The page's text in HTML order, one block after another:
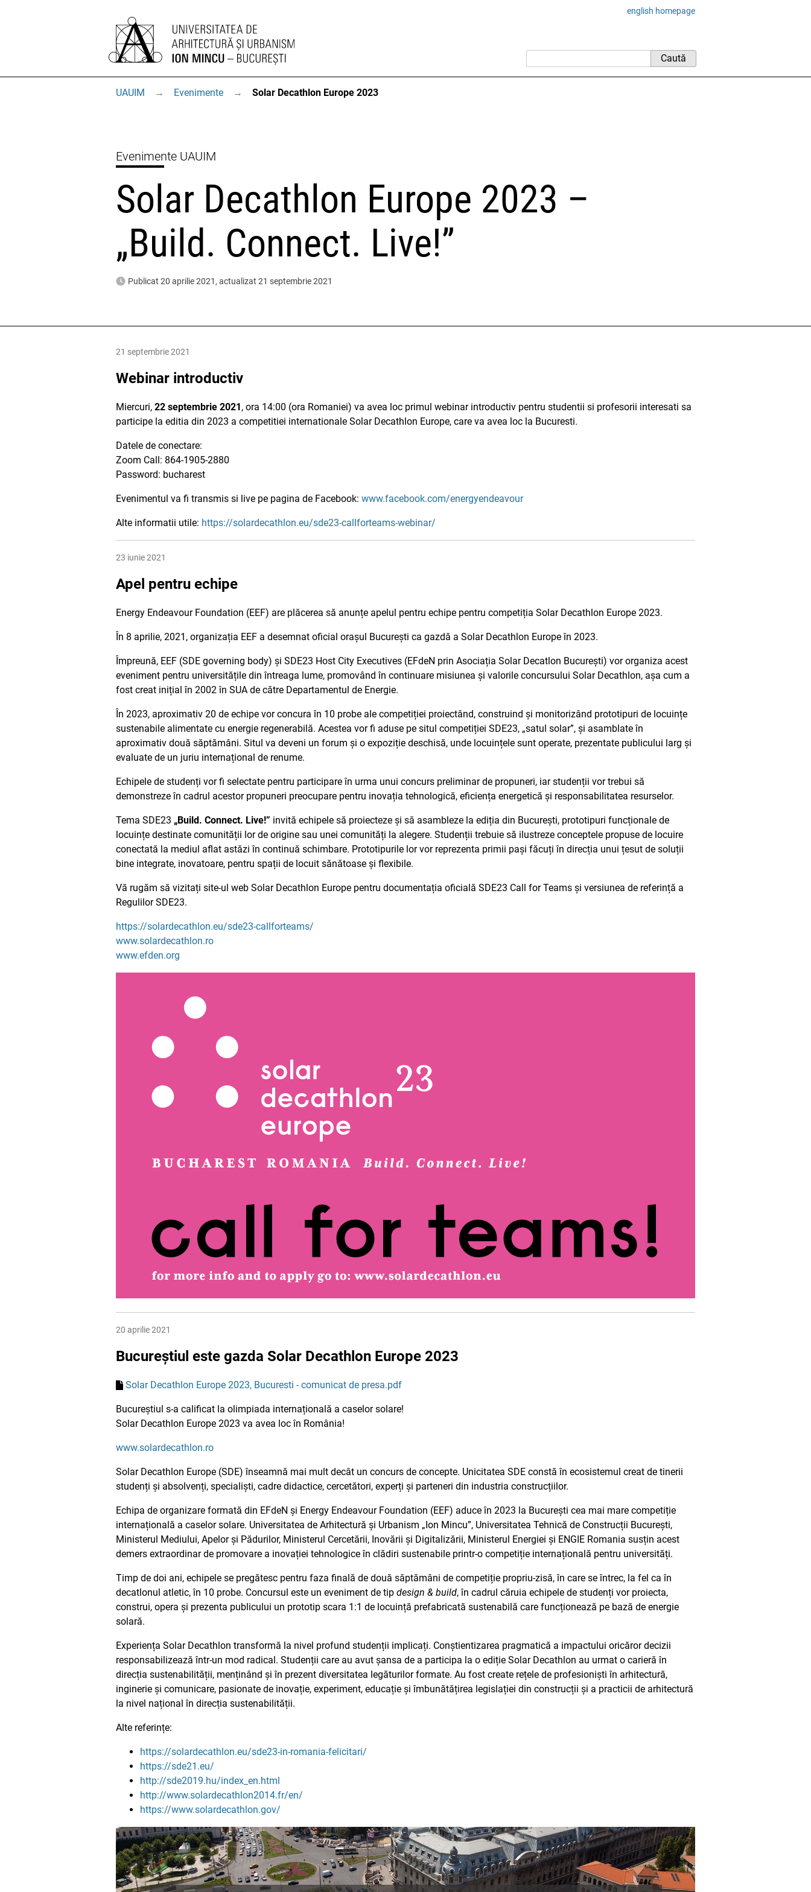
english homepage
UAUIM → Evenimente → Solar Decathlon Europe 2023
Evenimente UAUIM
Solar Decathlon Europe 2023 –
„Build. Connect. Live!”
Publicat 20 aprilie 2021, actualizat 21 septembrie 2021
21 septembrie 2021
Webinar introductiv
Miercuri, 22 septembrie 2021, ora 14:00 (ora Romaniei) va avea loc primul webinar introductiv pentru studentii si profesorii interesati sa
participe la editia din 2023 a competitiei internationale Solar Decathlon Europe, care va avea loc la Bucuresti.
Datele de conectare:
Zoom Call: 864-1905-2880
Password: bucharest
Evenimentul va fi transmis si live pe pagina de Facebook: www.facebook.com/energyendeavour
Alte informatii utile: https://solardecathlon.eu/sde23-callforteams-webinar/
23 iunie 2021
Apel pentru echipe
Energy Endeavour Foundation (EEF) are plăcerea să anunțe apelul pentru echipe pentru competiția Solar Decathlon Europe 2023.
În 8 aprilie, 2021, organizația EEF a desemnat oficial orașul București ca gazdă a Solar Decathlon Europe în 2023.
Împreună, EEF (SDE governing body) și SDE23 Host City Executives (EFdeN prin Asociația Solar Decatlon București) vor organiza acest
eveniment pentru universitățile din întreaga lume, promovând în continuare misiunea și valorile concursului Solar Decathlon, așa cum a
fost creat inițial în 2002 în SUA de către Departamentul de Energie.
În 2023, aproximativ 20 de echipe vor concura în 10 probe ale competiției proiectând, construind și monitorizând prototipuri de locuințe
sustenabile alimentate cu energie regenerabilă. Acestea vor fi aduse pe situl competiției SDE23, „satul solar”, și asamblate în
aproximativ două săptămâni. Situl va deveni un forum și o expoziție deschisă, unde locuințele sunt operate, prezentate publicului larg și
evaluate de un juriu internațional de renume.
Echipele de studenți vor fi selectate pentru participare în urma unui concurs preliminar de propuneri, iar studenții vor trebui să
demonstreze în cadrul acestor propuneri preocupare pentru inovația tehnologică, eficiența energetică și responsabilitatea resurselor.
Tema SDE23 „Build. Connect. Live!” invită echipele să proiecteze și să asambleze la ediția din București, prototipuri funcționale de
locuințe destinate comunității lor de origine sau unei comunități la alegere. Studenții trebuie să ilustreze conceptele propuse de locuire
conectată la mediul aflat astăzi în continuă schimbare. Prototipurile lor vor reprezenta primii pași făcuți în direcția unui țesut de soluții
bine integrate, inovatoare, pentru spații de locuit sănătoase și flexibile.
Vă rugăm să vizitați site-ul web Solar Decathlon Europe pentru documentația oficială SDE23 Call for Teams și versiunea de referință a
Regulilor SDE23.
https://solardecathlon.eu/sde23-callforteams/
www.solardecathlon.ro
www.efden.org
20 aprilie 2021
Bucureștiul este gazda Solar Decathlon Europe 2023
Solar Decathlon Europe 2023, Bucuresti - comunicat de presa.pdf
Bucureștiul s-a calificat la olimpiada internațională a caselor solare!
Solar Decathlon Europe 2023 va avea loc în România!
www.solardecathlon.ro
Solar Decathlon Europe (SDE) înseamnă mai mult decât un concurs de concepte. Unicitatea SDE constă în ecosistemul creat de tinerii
studenți și absolvenți, specialiști, cadre didactice, cercetători, experți și parteneri din industria construcțiilor.
Echipa de organizare formată din EFdeN și Energy Endeavour Foundation (EEF) aduce în 2023 la București cea mai mare competiție
internațională a caselor solare. Universitatea de Arhitectură și Urbanism „Ion Mincu”, Universitatea Tehnică de Construcții București,
Ministerul Mediului, Apelor și Pădurilor, Ministerul Cercetării, Inovării și Digitalizării, Ministerul Energiei și ENGIE Romania susțin acest
demers extraordinar de promovare a inovației tehnologice în clădiri sustenabile printr-o competiție internațională pentru universități.
Timp de doi ani, echipele se pregătesc pentru faza finală de două săptămâni de competiție propriu-zisă, în care se întrec, la fel ca în
decatlonul atletic, în 10 probe. Concursul este un eveniment de tip design & build, în cadrul căruia echipele de studenți vor proiecta,
construi, opera și prezenta publicului un prototip scara 1:1 de locuință prefabricată sustenabilă care funcționează pe bază de energie
solară.
Experiența Solar Decathlon transformă la nivel profund studenții implicați. Conștientizarea pragmatică a impactului oricăror decizii
responsabilizează într-un mod radical. Studenții care au avut șansa de a participa la o ediție Solar Decathlon au urmat o carieră în
direcția sustenabilității, menținând și în prezent diversitatea legăturilor formate. Au fost create rețele de profesioniști în arhitectură,
inginerie și comunicare, pasionate de inovație, experiment, educație și îmbunătățirea legislației din construcții și a practicii de arhitectură
la nivel național în direcția sustenabilității.
Alte referințe:
https://solardecathlon.eu/sde23-in-romania-felicitari/
https://sde21.eu/
http://sde2019.hu/index_en.html
http://www.solardecathlon2014.fr/en/
https://www.solardecathlon.gov/